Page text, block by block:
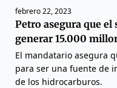
febrero 22, 2023
Petro asegura que
generar 15.000
El mandatario asegura
para ser una fuente de
de los hidrocarburos.